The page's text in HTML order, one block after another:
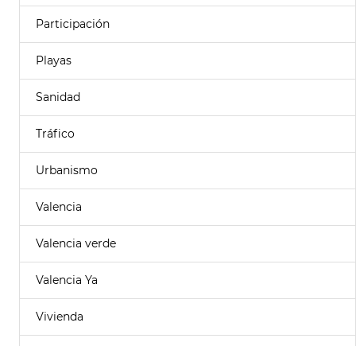
Participación
Playas
Sanidad
Tráfico
Urbanismo
Valencia
Valencia verde
Valencia Ya
Vivienda